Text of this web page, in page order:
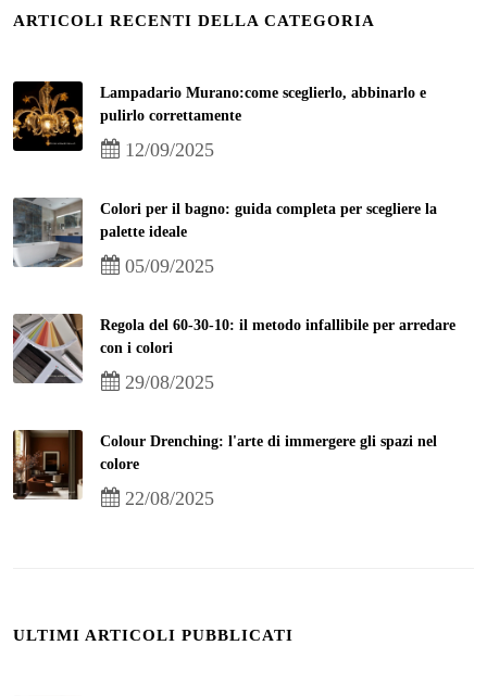
ARTICOLI RECENTI DELLA CATEGORIA
Lampadario Murano:come sceglierlo, abbinarlo e
pulirlo correttamente
12/09/2025
Colori per il bagno: guida completa per scegliere la
palette ideale
05/09/2025
Regola del 60-30-10: il metodo infallibile per arredare
con i colori
29/08/2025
Colour Drenching: l'arte di immergere gli spazi nel
colore
22/08/2025
ULTIMI ARTICOLI PUBBLICATI